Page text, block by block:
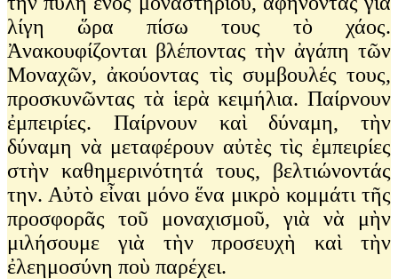
λίγη ὥρα πίσω τους τὸ χάος.
Ἀνακουφίζονται βλέποντας τὴν ἀγάπη τῶν
Μοναχῶν, ἀκούοντας τὶς συμβουλές τους,
προσκυνῶντας τὰ ἱερὰ κειμήλια. Παίρνουν
ἐμπειρίες. Παίρνουν καὶ δύναμη, τὴν
δύναμη νὰ μεταφέρουν αὐτὲς τὶς ἐμπειρίες
στὴν καθημερινότητά τους, βελτιώνοντάς
την. Αὐτὸ εἶναι μόνο ἕνα μικρὸ κομμάτι τῆς
προσφορᾶς τοῦ μοναχισμοῦ, γιὰ νὰ μὴν
μιλήσουμε γιὰ τὴν προσευχὴ καὶ τὴν
ἐλεημοσύνη ποὺ παρέχει.